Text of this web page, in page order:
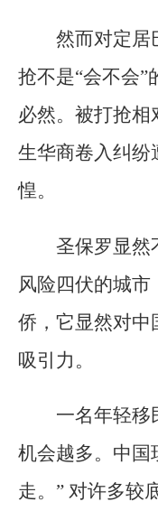
然而对定居
抢不是“会不会”
必然。被打抢相
生华商卷入纠纷
惶。
圣保罗显然
风险四伏的城
侨，它显然对中
吸引力。
一名年轻移
机会越多。中国
走。” 对许多较